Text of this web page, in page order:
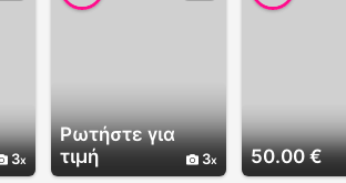
3
Ρωτήστε για
τιμή
3 50.00 €